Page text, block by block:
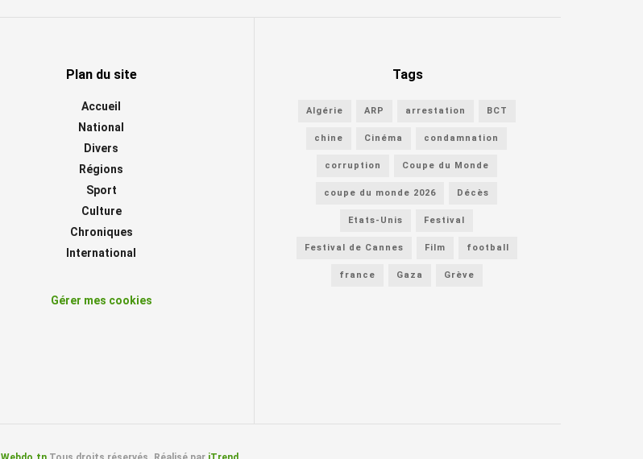
Plan du site
Accueil
National
Divers
Régions
Sport
Culture
Chroniques
International
Gérer mes cookies
Tags
Algérie ARP arrestation BCT
chine Cinéma condamnation
corruption Coupe du Monde
coupe du monde 2026 Décès
Etats-Unis Festival
Festival de Cannes Film football
france Gaza Grève